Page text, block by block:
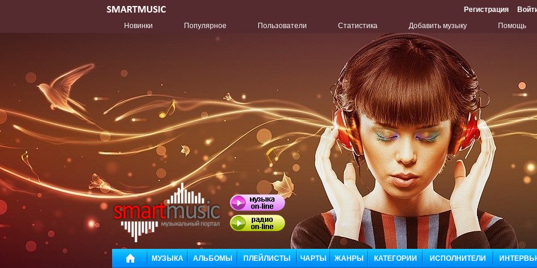
Регистрация
Новинки
Популярное Пользователи Статистика Добавить музыку Помощь
МУЗЫКА АЛЬБОМЫ ПЛЕЙЛИСТЫ ЧАРТЫ ЖАНРЫ КАТЕГОРИИ ИСПОЛНИТЕЛИ